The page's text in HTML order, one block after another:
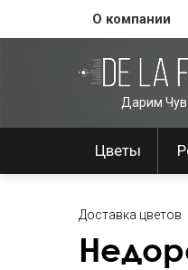
О компании
Дарим
Цветы
Доставка цветов